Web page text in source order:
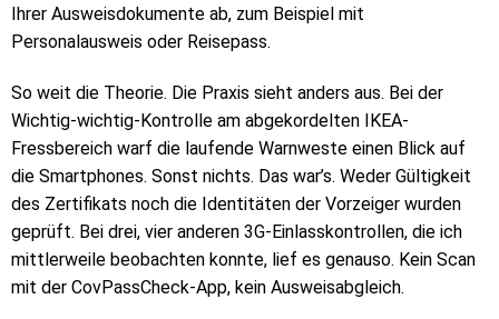
Ihrer Ausweisdokumente ab, zum Beispiel mit
Personalausweis oder Reisepass.
So weit die Theorie. Die Praxis sieht anders aus. Bei der
Wichtig-wichtig-Kontrolle am abgekordelten IKEA-
Fressbereich warf die laufende Warnweste einen Blick auf
die Smartphones. Sonst nichts. Das war’s. Weder Gültigkeit
des Zertifikats noch die Identitäten der Vorzeiger wurden
geprüft. Bei drei, vier anderen 3G-Einlasskontrollen, die ich
mittlerweile beobachten konnte, lief es genauso. Kein Scan
mit der CovPassCheck-App, kein Ausweisabgleich.